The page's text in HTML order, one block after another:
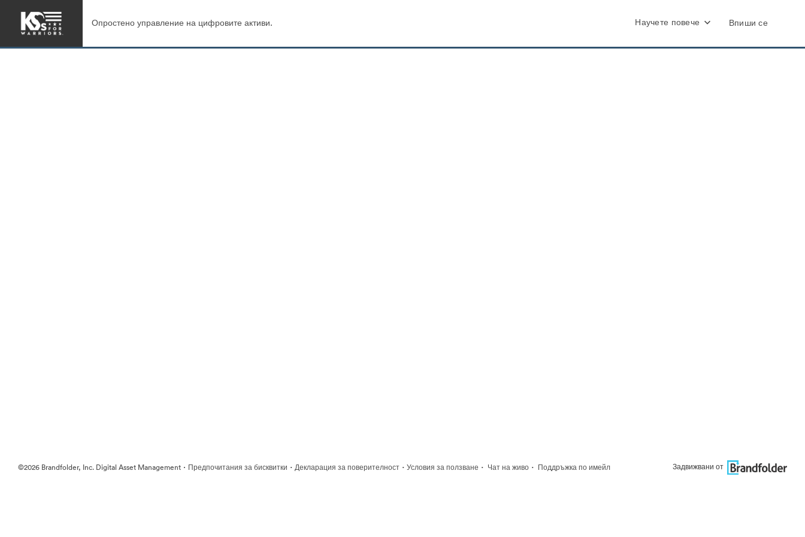
Опростено управление на цифровите активи. Научете повече Впиши се
©2026 Brandfolder, Inc. Digital Asset Management · Предпочитания за бисквитки · Декларация за поверителност · Условия за ползване · Чат на живо · Поддръжка по имейл Задвижвани от